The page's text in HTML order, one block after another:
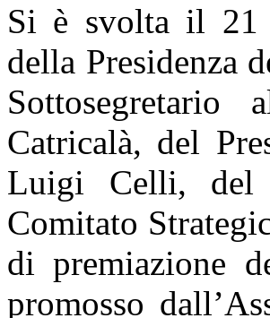
Si è svolta il 21
della Presidenza
Catricalà, del
Luigi Celli, del
Comitato
di premiazione
promosso